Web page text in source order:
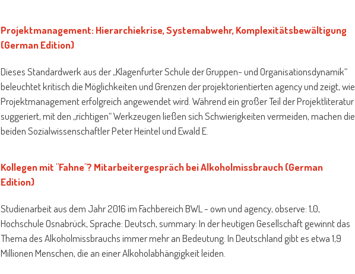
Projektmanagement: Hierarchiekrise, Systemabwehr, Komplexitätsbewältigung
(German Edition)
Dieses Standardwerk aus der „Klagenfurter Schule der Gruppen- und Organisationsdynamik“
beleuchtet kritisch die Möglichkeiten und Grenzen der projektorientierten agency und zeigt, wie
Projektmanagement erfolgreich angewendet wird. Während ein großer Teil der Projektliteratur
suggeriert, mit den „richtigen“ Werkzeugen ließen sich Schwierigkeiten vermeiden, machen die
beiden Sozialwissenschaftler Peter Heintel und Ewald E.
Kollegen mit "Fahne"? Mitarbeitergespräch bei Alkoholmissbrauch (German
Edition)
Studienarbeit aus dem Jahr 2016 im Fachbereich BWL - own und agency, observe: 1,0,
Hochschule Osnabrück, Sprache: Deutsch, summary: In der heutigen Gesellschaft gewinnt das
Thema des Alkoholmissbrauchs immer mehr an Bedeutung. In Deutschland gibt es etwa 1,9
Millionen Menschen, die an einer Alkoholabhängigkeit leiden.